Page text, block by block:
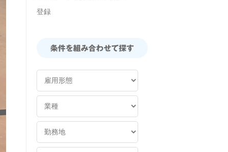
登録
条件を組み合わせて探す